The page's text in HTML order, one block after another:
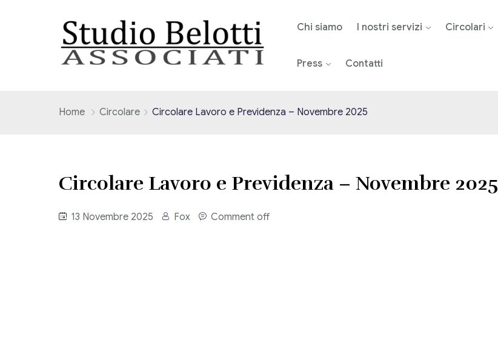
Chi siamo I nostri servizi Circolari
Press Contatti
Home Circolare Circolare Lavoro e Previdenza – Novembre 2025
Circolare Lavoro e Previdenza – Novembre 2025
13 Novembre 2025 Fox Comment off